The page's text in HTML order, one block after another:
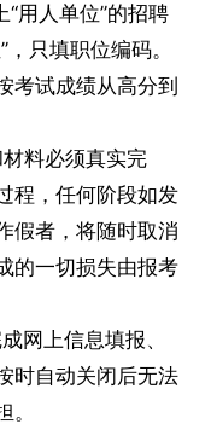
用人单位”的招聘
只填职位编码。
考试成绩从高分到
料必须真实完
程，任何阶段如发
假者，将随时取消
的一切损失由报考
网上信息填报、
时自动关闭后无法